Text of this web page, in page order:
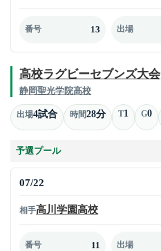
番号 13 出場
高校ラグビーセブンズ大会
静岡聖光学院高校
出場4試合 時間28分 T1 G0
予選プール
07/22
相手高川学園高校
番号 11 出場